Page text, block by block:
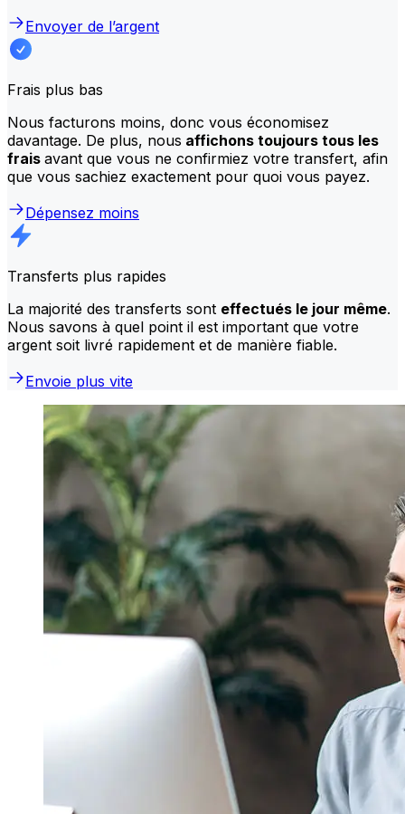
Envoyer de l’argent
Frais plus bas
Nous facturons moins, donc vous économisez
davantage. De plus, nous affichons toujours tous les
frais avant que vous ne confirmiez votre transfert, afin
que vous sachiez exactement pour quoi vous payez.
Dépensez moins
Transferts plus rapides
La majorité des transferts sont effectués le jour même.
Nous savons à quel point il est important que votre
argent soit livré rapidement et de manière fiable.
Envoie plus vite